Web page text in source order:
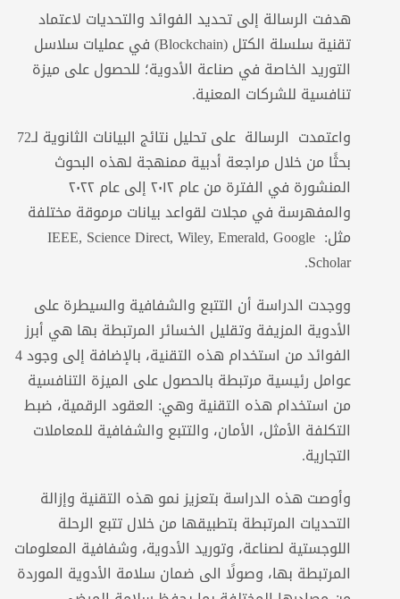
هدفت الرسالة إلى تحديد الفوائد والتحديات لاعتماد
تقنية سلسلة الكتل (Blockchain) في عمليات سلاسل
التوريد الخاصة في صناعة الأدوية؛ للحصول على ميزة
تنافسية للشركات المعنية.
واعتمدت الرسالة على تحليل نتائج البيانات الثانوية لـ72
بحثًا من خلال مراجعة أدبية ممنهجة لهذه البحوث
المنشورة في الفترة من عام ٢٠١٢ إلى عام ٢٠٢٢
والمفهرسة في مجلات لقواعد بيانات مرموقة مختلفة
مثل: IEEE, Science Direct, Wiley, Emerald, Google
Scholar.
ووجدت الدراسة أن التتبع والشفافية والسيطرة على
الأدوية المزيفة وتقليل الخسائر المرتبطة بها هي أبرز
الفوائد من استخدام هذه التقنية، بالإضافة إلى وجود 4
عوامل رئيسية مرتبطة بالحصول على الميزة التنافسية
من استخدام هذه التقنية وهي: العقود الرقمية، ضبط
التكلفة الأمثل، الأمان، والتتبع والشفافية للمعاملات
التجارية.
وأوصت هذه الدراسة بتعزيز نمو هذه التقنية وإزالة
التحديات المرتبطة بتطبيقها من خلال تتبع الرحلة
اللوجستية لصناعة، وتوريد الأدوية، وشفافية المعلومات
المرتبطة بها، وصولًا الى ضمان سلامة الأدوية الموردة